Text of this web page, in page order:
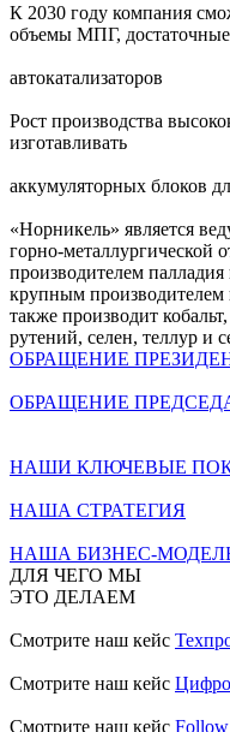
К 2030 году компания
объемы МПГ, достаточные
автокатализаторов
Рост производства
изготавливать
аккумуляторных блоков
«Норникель» является
горно-
производителем
крупным
также производит
рутений, селен, теллур и
ОБРАЩЕНИЕ
ОБРАЩЕНИЕ
НАШИ КЛЮЧЕВЫЕ
НАША СТРАТЕГИЯ
НАША БИЗНЕС-
ДЛЯ ЧЕГО МЫ
ЭТО ДЕЛАЕМ
Смотрите наш кейс
Смотрите наш кейс
Смотрите наш кейс